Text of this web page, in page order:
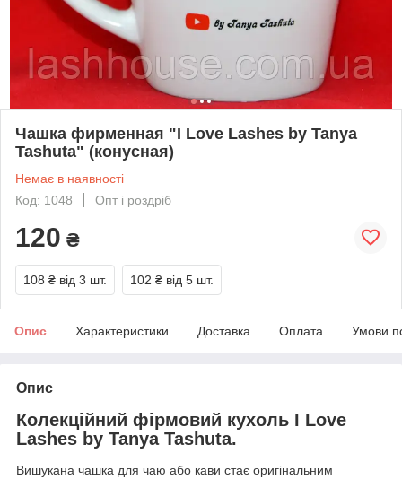
Чашка фирменная "I Love Lashes by Tanya
Tashuta" (конусная)
Немає в наявності
Код: 1048
Опт і роздріб
120 ₴
108 ₴ від 3 шт. 102 ₴ від 5 шт.
Опис Характеристики Доставка Оплата Умови
Опис
Колекційний фірмовий кухоль I Love
Lashes by Tanya Tashuta.
Вишукана чашка для чаю або кави стає оригінальним